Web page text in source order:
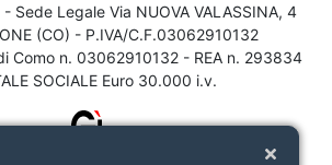
- Sede Legale Via NUOVA VALASSINA, 4
(CO) - P.IVA/C.F.03062910132
Como n. 03062910132 - REA n. 293834
SOCIALE Euro 30.000 i.v.